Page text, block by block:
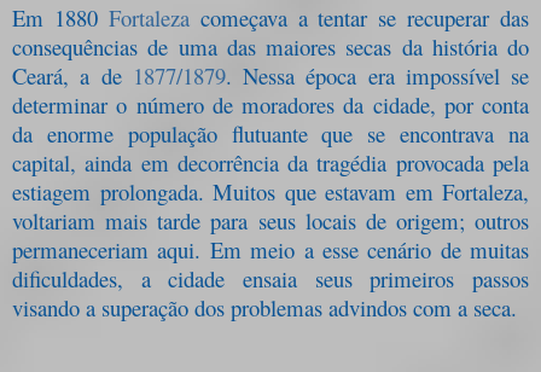
Em 1880 Fortalezacomeçava a tentar se recuperar das
consequências de uma das maiores secas da história do
Ceará, a de 1877/1879. Nessa época era impossível se
determinar o número de moradores da cidade, por conta
da enorme população flutuante que se encontrava na
capital, ainda em decorrência da tragédia provocada pela
estiagem prolongada. Muitos que estavam em Fortaleza,
voltariam mais tarde para seus locais de origem; outros
permaneceriam aqui. Em meio a esse cenário de muitas
dificuldades, a cidade ensaia seus primeiros passos
visando a superação dos problemas advindos com a seca.